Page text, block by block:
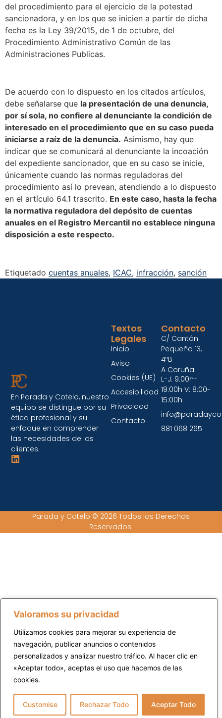
Valoramos su privacidad
Utilizamos cookies para mejorar su experiencia de
navegación, publicar anuncios o contenidos
personalizados y analizar nuestro tráfico. Al hacer clic en
«Aceptar todo», aceptas el uso que hacemos de las
cookies.
Customise Rechazar Todo Aceptar Todo
del procedimiento para el ejercicio de la potestad
sancionadora, y en los que se inicien a partir de dicha
fecha es la Ley 39/2015, de 1 de octubre, del
Procedimiento Administrativo Común de las
Administraciones Publicas.
De acuerdo con lo dispuesto en los citados artículos,
debe señalarse que la presentación de una denuncia,
por sí sola, no confiere al denunciante la condición de
interesado en el procedimiento que en su caso pueda
iniciarse a raíz de la denuncia. Asimismo, hay que
indicar que se comunicará al denunciante la incoación
del expediente sancionador, que en su caso se inicie,
únicamente cuando las normas reguladoras del
procedimiento así lo prevean, atendiendo a lo dispuesto
en el artículo 64.1 trascrito. En este caso, hasta la fecha
la normativa reguladora del depósito de cuentas
anuales en el Registro Mercantil no establece ninguna
disposición a este respecto.
Etiquetado cuentas anuales, ICAC, infracción, sanción
En Parada y Cotelo, nuestro
equipo se distingue por su
ética profesional y su
enfoque en comprender
las necesidades de los
clientes.
Contacto
C/ Cantón
Pequeño 13,
4ºB
A Coruña
L-J: 9:00h-
19:00h V: 8:00-
15:00h
881 068 265
Textos
Legales
Inicio
Aviso
Cookies (UE)
Accesibilidad
Privacidad
Contacto
Parada y Cotelo © 2026 Todos los Derechos
Reservados.